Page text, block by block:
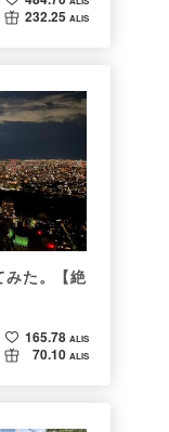
232.25 ALIS
みた。【絶
165.78 ALIS
70.10 ALIS